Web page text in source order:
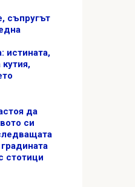
съпругът
истината,
кутия,
да
си
стотици